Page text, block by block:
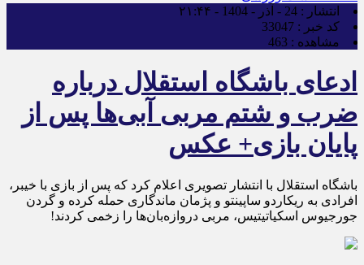
انتشار : 24 - آذر - 1404 - ۲۱:۴۴
کد خبر : 33047
مشاهده : 463
ادعای باشگاه استقلال درباره
ضرب و شتم مربی آبی‌ها پس از
پایان بازی+ عکس
باشگاه استقلال با انتشار تصویری اعلام کرد که پس از بازی با خیبر،
افرادی به ریکاردو ساپینتو و پژمان ماندگاری حمله کرده و گردن
جورجیوس اسکیاتیتیس، مربی دروازه‌بان‌ها را زخمی کردند!